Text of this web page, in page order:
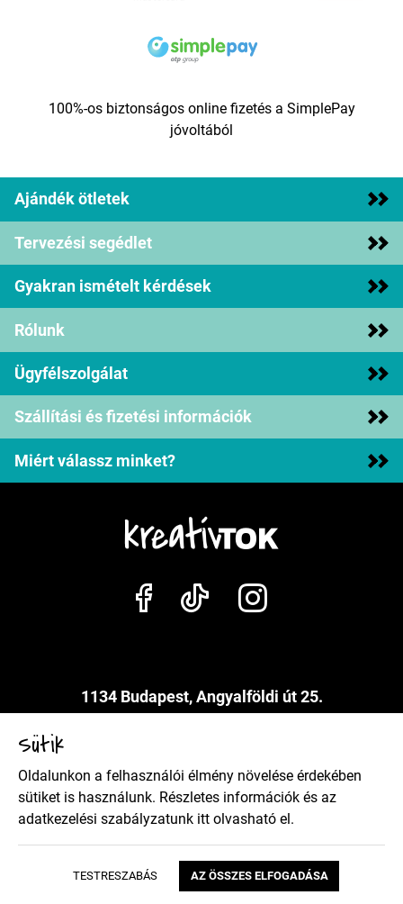
100%-os biztonságos online fizetés a SimplePay
jóvoltából
Ajándék ötletek
Tervezési segédlet
Gyakran ismételt kérdések
Rólunk
Ügyfélszolgálat
Szállítási és fizetési információk
Miért válassz minket?
1134 Budapest, Angyalföldi út 25.
Adatkezelési szabályzat
Copyright 2026 Kreatívtok Design by BrandBar
Sütik
Oldalunkon a felhasználói élmény növelése érdekében
sütiket is használunk. Részletes információk és az
adatkezelési szabályzatunk itt olvasható el.
TESTRESZABÁS AZ ÖSSZES ELFOGADÁSA